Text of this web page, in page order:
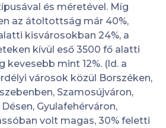
és méretével. Míg
az átoltottság már 40%,
kisvárosokban 24%, a
kívül eső 3500 fő alatti
kevesebb mint 12%. (ld. a
városok közül Borszéken,
Szamosújváron,
Gyulafehérváron,
volt magas, 30% feletti